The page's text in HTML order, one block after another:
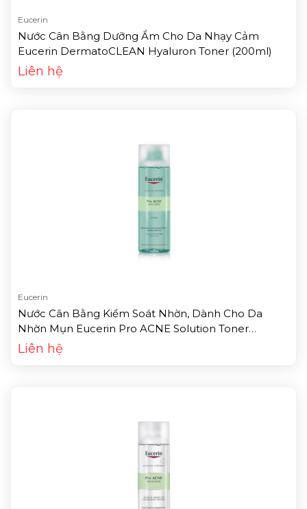
Eucerin
Nước Cân Bằng Dưỡng Ẩm Cho Da Nhạy Cảm
Eucerin DermatoCLEAN Hyaluron Toner (200ml)
Liên hệ
Eucerin
Nước Cân Bằng Kiểm Soát Nhờn, Dành Cho Da
Nhờn Mụn Eucerin Pro ACNE Solution Toner
(200ml)
Liên hệ